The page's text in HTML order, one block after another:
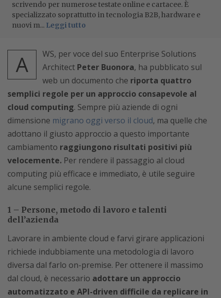
scrivendo per numerose testate online e cartacee. È
specializzato soprattutto in tecnologia B2B, hardware e
nuovi m... Leggi tutto
A
WS, per voce del suo Enterprise Solutions
Architect Peter Buonora, ha pubblicato sul
web un documento che riporta quattro
semplici regole per un approccio consapevole al
cloud computing. Sempre più aziende di ogni
dimensione migrano oggi verso il cloud, ma quelle che
adottano il giusto approccio a questo importante
cambiamento raggiungono risultati positivi più
velocemente. Per rendere il passaggio al cloud
computing più efficace e immediato, è utile seguire
alcune semplici regole.
1 – Persone, metodo di lavoro e talenti
dell’azienda
Lavorare in ambiente cloud e farvi girare applicazioni
richiede indubbiamente una metodologia di lavoro
diversa dal farlo on-premise. Per ottenere il massimo
dal cloud, è necessario adottare un approccio
automatizzato e API-driven difficile da replicare in